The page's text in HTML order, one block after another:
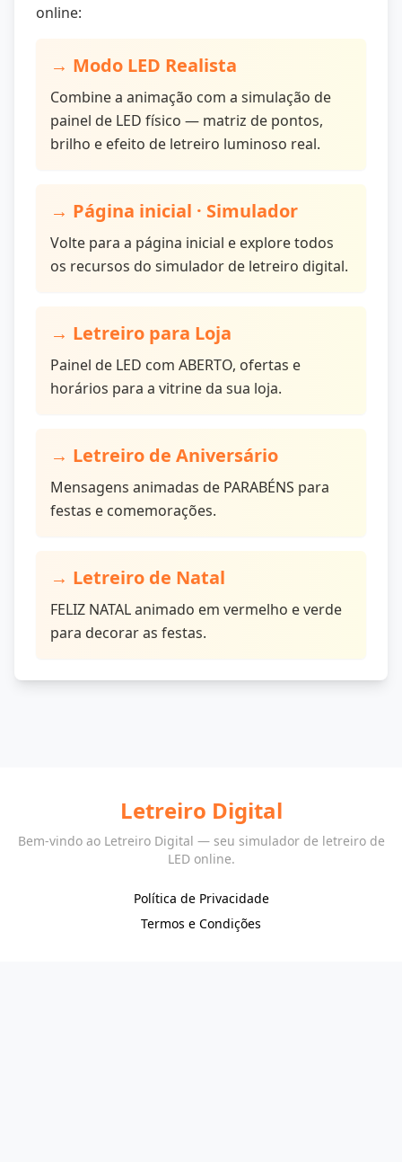
online:
→ Modo LED Realista
Combine a animação com a simulação de
painel de LED físico — matriz de pontos,
brilho e efeito de letreiro luminoso real.
→ Página inicial · Simulador
Volte para a página inicial e explore todos
os recursos do simulador de letreiro digital.
→ Letreiro para Loja
Painel de LED com ABERTO, ofertas e
horários para a vitrine da sua loja.
→ Letreiro de Aniversário
Mensagens animadas de PARABÉNS para
festas e comemorações.
→ Letreiro de Natal
FELIZ NATAL animado em vermelho e verde
para decorar as festas.
Letreiro Digital
Bem-vindo ao Letreiro Digital — seu simulador de letreiro de
LED online.
Política de Privacidade
Termos e Condições